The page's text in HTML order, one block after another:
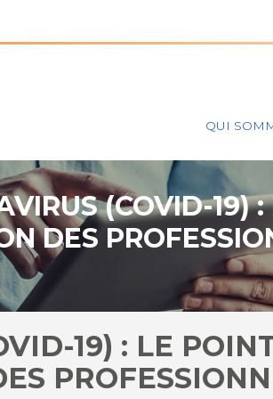
Principal
QUI
(COVID-19)
DES
MARS 2021
19) : LE